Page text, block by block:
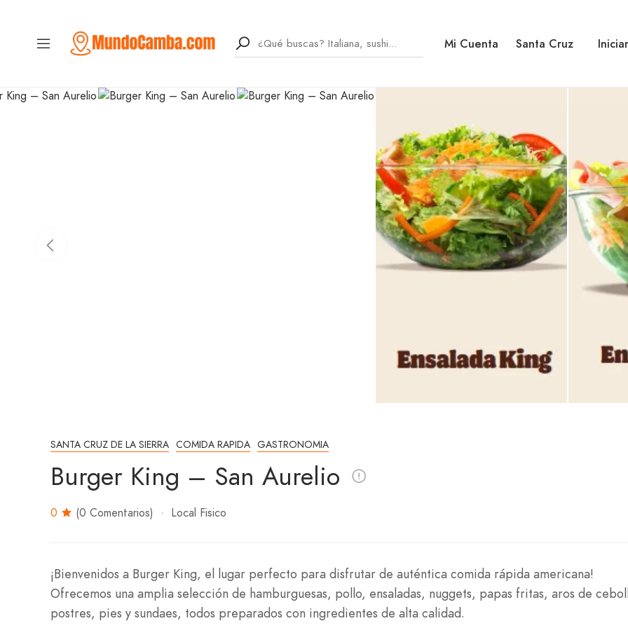
Mi Cuenta Santa Cruz
SANTA CRUZ DE LA SIERRA COMIDA RAPIDA GASTRONOMIA
Burger King – San Aurelio
0 (0 Comentarios) Local Fisico
¡Bienvenidos a Burger King, el lugar perfecto para disfrutar de auténtica comida rápida americana!
Ofrecemos una amplia selección de hamburguesas, pollo, ensaladas, nuggets, papas fritas, aros de
postres, pies y sundaes, todos preparados con ingredientes de alta calidad.